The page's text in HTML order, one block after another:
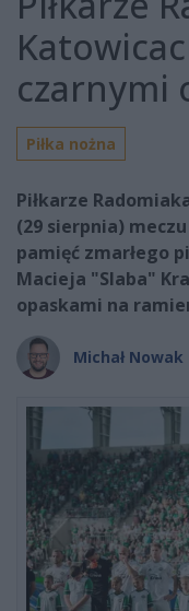
czarnymi
Piłka nożna
Piłkarze
(29 sierpnia)
pamięć zmarłego
Macieja "Slaba"
opaskami na
Michał Nowak